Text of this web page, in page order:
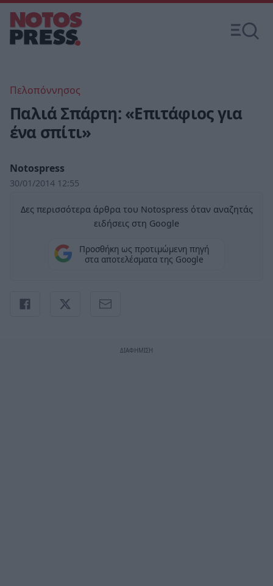
Πελοπόννησος
Παλιά Σπάρτη: «Επιτάφιος για
ένα σπίτι»
Notospress
30/01/2014 12:55
Δες περισσότερα άρθρα του Notospress όταν αναζητάς
ειδήσεις στη Google
Προσθήκη ως προτιμώμενη πηγή
στα αποτελέσματα της Google